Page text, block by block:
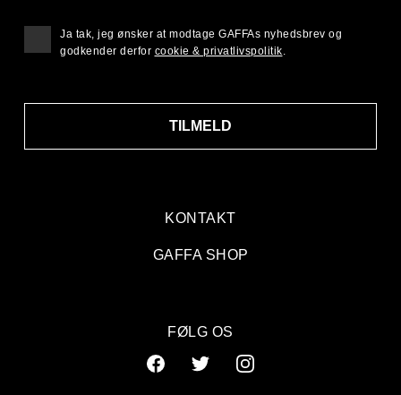
KONTAKT
GAFFA SHOP
TILMELD
Ja tak, jeg ønsker at modtage GAFFAs nyhedsbrev og
godkender derfor cookie & privatlivspolitik.
FØLG OS